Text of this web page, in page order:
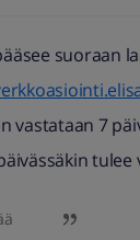
suoraan
vastataan 7
tulee